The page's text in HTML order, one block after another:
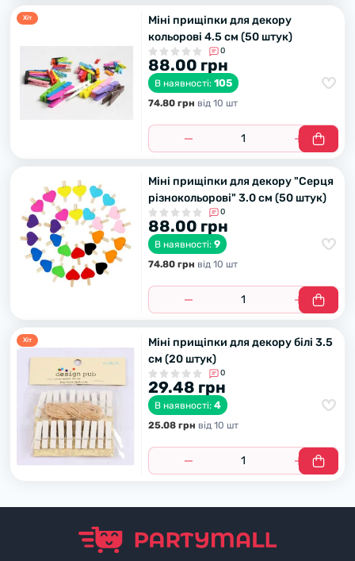
Хiт
Міні прищіпки для декору
кольорові 4.5 см (50 штук)
0
88.00 грн
В наявності: 105
74.80 грн вiд 10 шт
Міні прищіпки для декору "Серця
різнокольорові" 3.0 см (50 штук)
0
88.00 грн
В наявності: 9
74.80 грн вiд 10 шт
Хiт
Міні прищіпки для декору білі 3.5
см (20 штук)
0
29.48 грн
В наявності: 4
25.08 грн вiд 10 шт